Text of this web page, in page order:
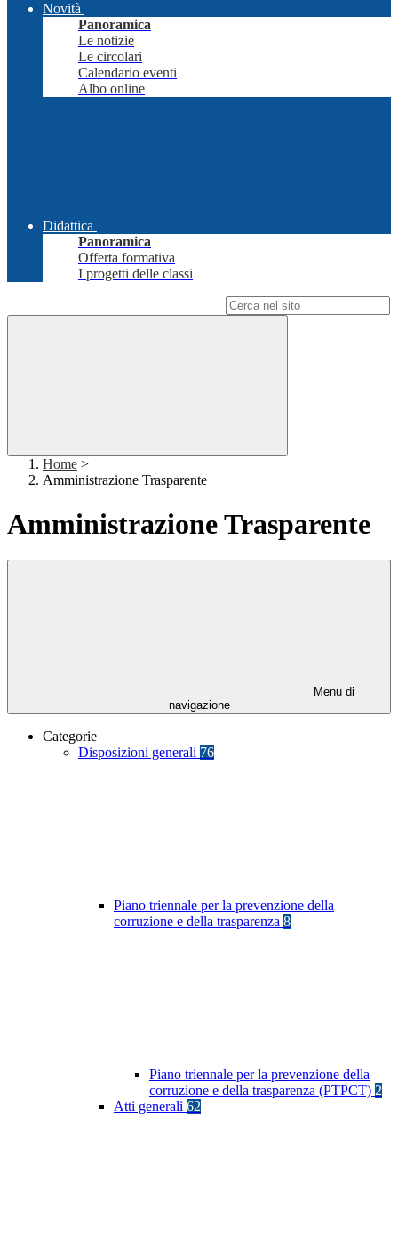
Novità
Panoramica
Le notizie
Le circolari
Calendario eventi
Albo online
Didattica
Panoramica
Offerta formativa
I progetti delle classi
Home >
Amministrazione Trasparente
Amministrazione Trasparente
Menu di
navigazione
Categorie
Disposizioni generali 76
Piano triennale per la prevenzione della
corruzione e della trasparenza 8
Piano triennale per la prevenzione della
corruzione e della trasparenza (PTPCT) 2
Atti generali 62